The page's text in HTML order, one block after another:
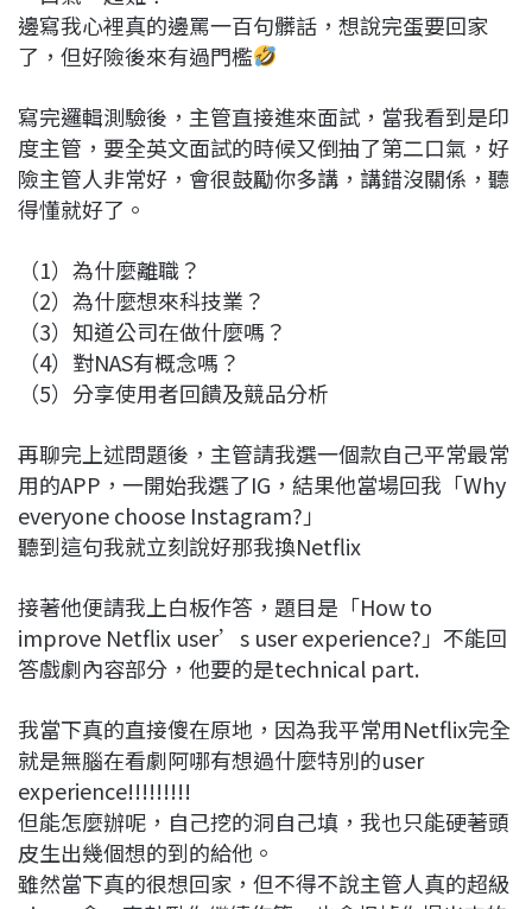
邊寫我心裡真的邊罵一百句髒話，想說完蛋要回家
了，但好險後來有過門檻
寫完邏輯測驗後，主管直接進來面試，當我看到是印
度主管，要全英文面試的時候又倒抽了第二口氣，好
險主管人非常好，會很鼓勵你多講，講錯沒關係，聽
得懂就好了。
（1）為什麼離職？
（2）為什麼想來科技業？
（3）知道公司在做什麼嗎？
（4）對NAS有概念嗎？
（5）分享使用者回饋及競品分析
再聊完上述問題後，主管請我選一個款自己平常最常
用的APP，一開始我選了IG，結果他當場回我「Why
everyone choose Instagram?」
聽到這句我就立刻說好那我換Netflix
接著他便請我上白板作答，題目是「How to
improve Netflix user’s user experience?」不能回
答戲劇內容部分，他要的是technical part.
我當下真的直接傻在原地，因為我平常用Netflix完全
就是無腦在看劇阿哪有想過什麼特別的user
experience!!!!!!!!!
但能怎麼辦呢，自己挖的洞自己填，我也只能硬著頭
皮生出幾個想的到的給他。
雖然當下真的很想回家，但不得不說主管人真的超級